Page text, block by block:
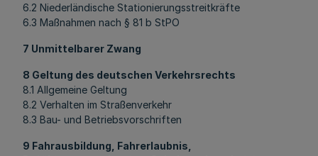
6.2 Niederländische Stationierungsstreitkräfte
6.3 Maßnahmen nach § 81 b StPO
7 Unmittelbarer Zwang
8 Geltung des deutschen Verkehrsrechts
8.1 Allgemeine Geltung
8.2 Verhalten im Straßenverkehr
8.3 Bau- und Betriebsvorschriften
9 Fahrausbildung, Fahrerlaubnis,